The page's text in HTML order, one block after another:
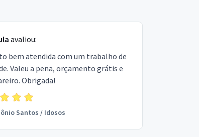
avaliou:
bem atendida com um trabalho de
Valeu a pena, orçamento grátis e
Obrigada!
Santos / Idosos